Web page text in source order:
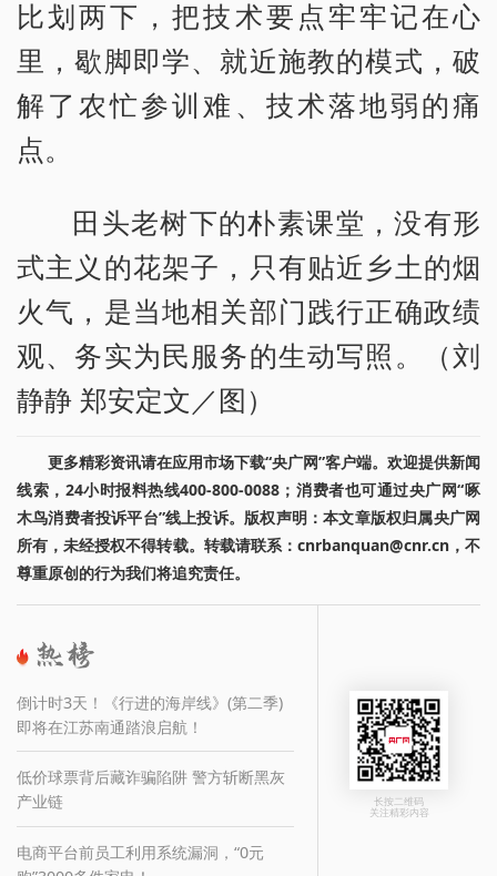
比划两下，把技术要点牢牢记在心
里，歇脚即学、就近施教的模式，破
解了农忙参训难、技术落地弱的痛
点。
田头老树下的朴素课堂，没有形
式主义的花架子，只有贴近乡土的烟
火气，是当地相关部门践行正确政绩
观、务实为民服务的生动写照。（刘
静静 郑安定文／图）
更多精彩资讯请在应用市场下载“央广网”客户端。欢迎提供新闻
线索，24小时报料热线400-800-0088；消费者也可通过央广网“啄
木鸟消费者投诉平台”线上投诉。版权声明：本文章版权归属央广网
所有，未经授权不得转载。转载请联系：cnrbanquan@cnr.cn，不
尊重原创的行为我们将追究责任。
倒计时3天！《行进的海岸线》(第二季)
即将在江苏南通踏浪启航！
低价球票背后藏诈骗陷阱 警方斩断黑灰
产业链
电商平台前员工利用系统漏洞，“0元
长按二维码
关注精彩内容